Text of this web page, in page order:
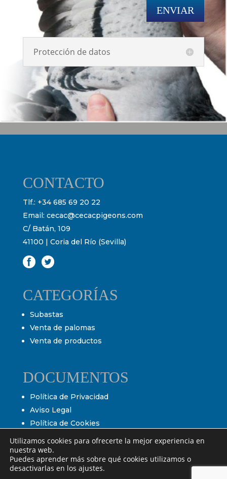
ENVIAR
Protección de datos
CONTACTO
Tlf.: +34 685 69 20 22
Email: cecac@cecacpigeons.com
C/ Batán, 109
41100 | Coria del Río (Sevilla)
CATEGORÍAS
Subastas
Venta de palomas
Venta de productos
DOCUMENTOS
Política de Privacidad
Aviso Legal
Política de Cookies
Condiciones de venta
Condiciones de subasta
Utilizamos cookies para ofrecerte la mejor experiencia en
nuestra web.
Puedes aprender más sobre qué cookies utilizamos o
desactivarlas en los ajustes.